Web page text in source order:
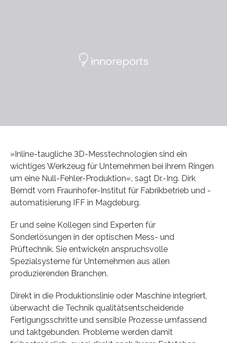
»Inline-taugliche 3D-Messtechnologien sind ein
wichtiges Werkzeug für Unternehmen bei ihrem Ringen
um eine Null-Fehler-Produktion«, sagt Dr.-Ing. Dirk
Berndt vom Fraunhofer-Institut für Fabrikbetrieb und -
automatisierung IFF in Magdeburg.
Er und seine Kollegen sind Experten für
Sonderlösungen in der optischen Mess- und
Prüftechnik. Sie entwickeln anspruchsvolle
Spezialsysteme für Unternehmen aus allen
produzierenden Branchen.
Direkt in die Produktionslinie oder Maschine integriert,
überwacht die Technik qualitätsentscheidende
Fertigungsschritte und sensible Prozesse umfassend
und taktgebunden. Probleme werden damit